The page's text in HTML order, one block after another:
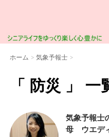
ホーム > 気象予報士 >
「 防災 」 一
気象予報士
母 ウエデ